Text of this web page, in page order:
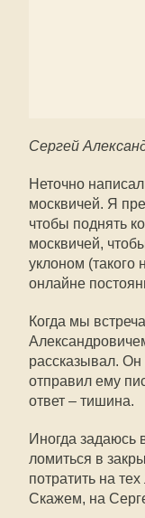
Сергей
Неточно
москвичей. Я
чтобы поднять
москвичей,
уклоном (такого
онлайне
Когда мы
рассказывал.
отправил ему
ответ – тишина.
Иногда задаюсь
ломиться в
потратить на
Скажем, на